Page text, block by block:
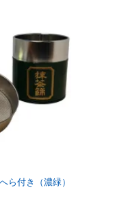
付き（濃緑）